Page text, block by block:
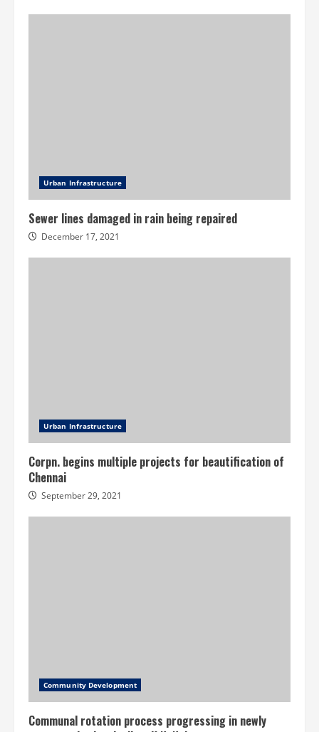
Urban Infrastructure
Sewer lines damaged in rain being repaired
December 17, 2021
Urban Infrastructure
Corpn. begins multiple projects for beautification of
Chennai
September 29, 2021
Community Development
Communal rotation process progressing in newly